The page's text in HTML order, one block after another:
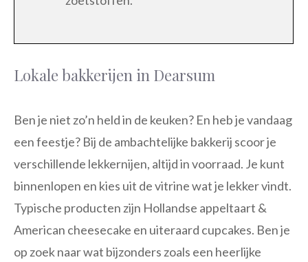
Lokale bakkerijen in Dearsum
Ben je niet zo’n held in de keuken? En heb je vandaag
een feestje? Bij de ambachtelijke bakkerij scoor je
verschillende lekkernijen, altijd in voorraad. Je kunt
binnenlopen en kies uit de vitrine wat je lekker vindt.
Typische producten zijn Hollandse appeltaart &
American cheesecake en uiteraard cupcakes. Ben je
op zoek naar wat bijzonders zoals een heerlijke